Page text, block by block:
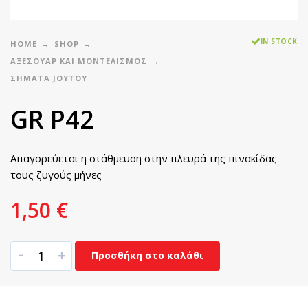
HOME
SHOP
ΑΞΕΣΟΥΑΡ ΚΑΙ ΜΟΝΤΕΛΙΣΜΟΣ
ΣΉΜΑΤΑ JOYTOY
IN STOCK
GR Ρ42
Απαγορεύεται η στάθμευση στην πλευρά της πινακίδας
τους ζυγούς μήνες
1,50 €
- + Προσθήκη στο καλάθι